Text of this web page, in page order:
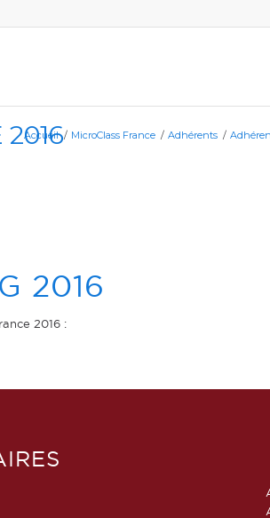
Accueil / MicroClass France / Adhérents /
2016
2016 :